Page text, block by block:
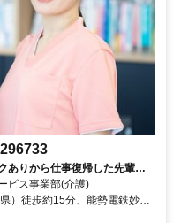
ありから仕事復帰した先輩や
ビス事業部(介護)
）徒歩約15分、能勢電鉄妙見
の森徒歩約24分 車・バイク通